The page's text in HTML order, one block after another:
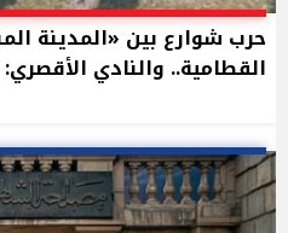
حرب شوارع بين «المدينة
القطامية.. والنادي